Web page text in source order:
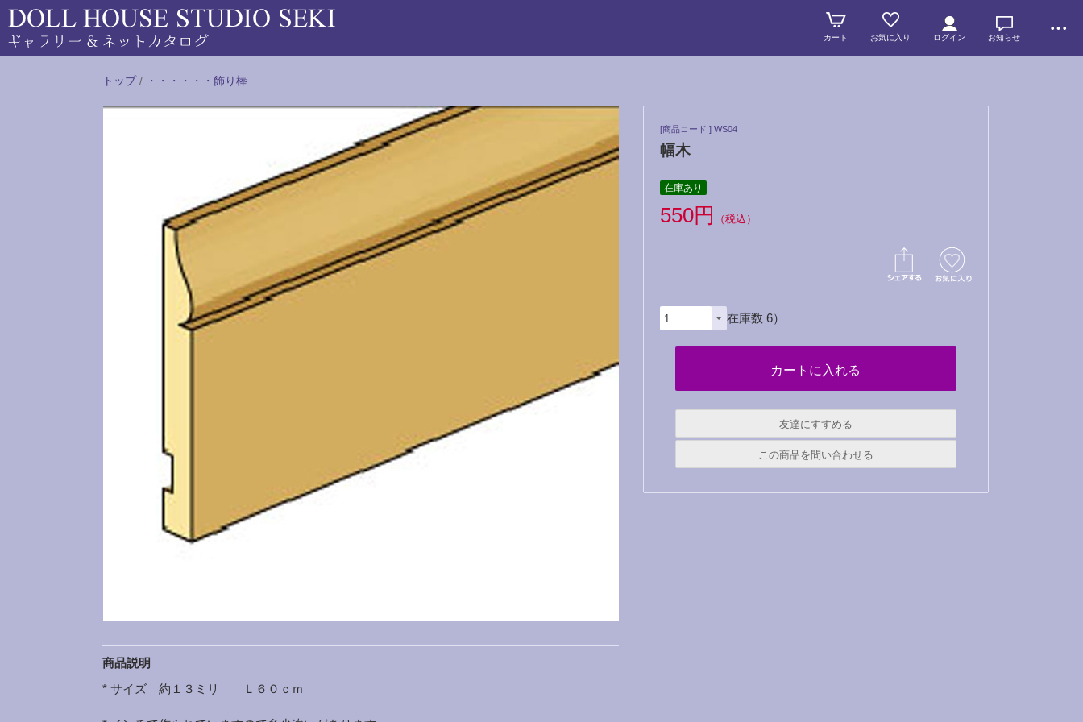
カート お気に入り ログイン お知らせ
トップ/ ・・・・・・飾り棒
商品説明
* サイズ 約１３ミリ Ｌ６０ｃｍ
[商品コード ] WS04
幅木
在庫あり
550円 （税込）
（在庫数 6）
友達にすすめる
この商品を問い合わせる